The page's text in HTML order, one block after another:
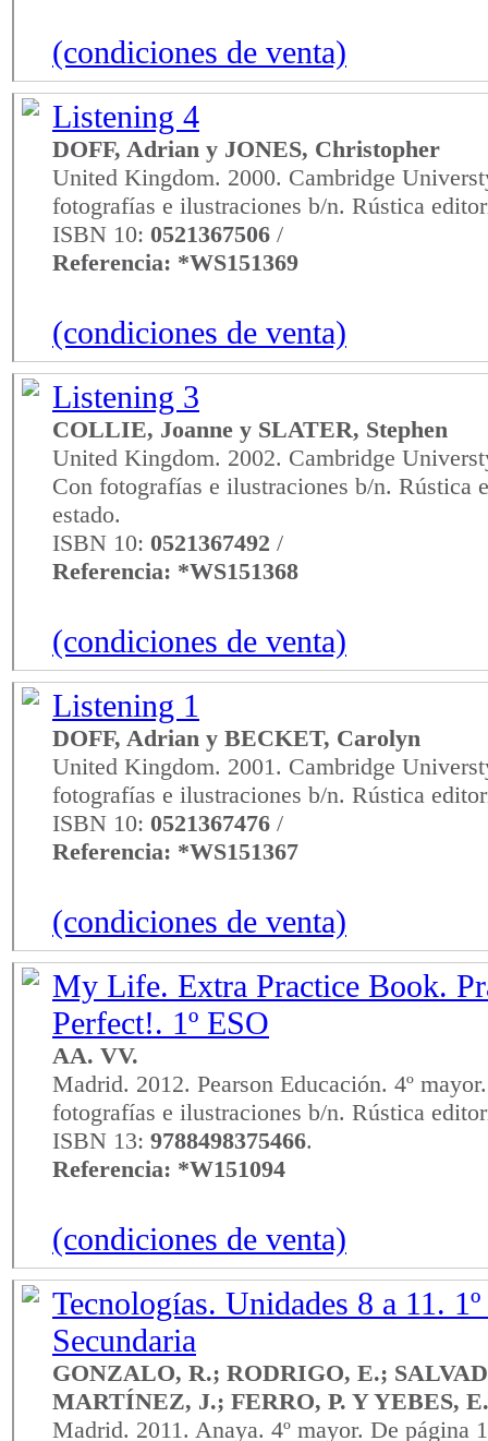
(condiciones de venta)
Listening 4
DOFF, Adrian y JONES, Christopher
United Kingdom. 2000. Cambridge
fotografías e ilustraciones b/n. Rústica
ISBN 10: 0521367506 /
Referencia: *WS151369
(condiciones de venta)
Listening 3
COLLIE, Joanne y SLATER, Stephen
United Kingdom. 2002. Cambridge
Con fotografías e ilustraciones b/n. Rústica
estado.
ISBN 10: 0521367492 /
Referencia: *WS151368
(condiciones de venta)
Listening 1
DOFF, Adrian y BECKET, Carolyn
United Kingdom. 2001. Cambridge
fotografías e ilustraciones b/n. Rústica
ISBN 10: 0521367476 /
Referencia: *WS151367
(condiciones de venta)
My Life. Extra Practice Book.
Perfect!. 1º ESO
AA. VV.
Madrid. 2012. Pearson Educación. 4º
fotografías e ilustraciones b/n. Rústica
ISBN 13: 9788498375466.
Referencia: *W151094
(condiciones de venta)
Tecnologías. Unidades 8 a 11.
Secundaria
GONZALO, R.; RODRIGO, E.;
MARTÍNEZ, J.; FERRO, P. Y YEBES, E.
Madrid. 2011. Anaya. 4º mayor. De página